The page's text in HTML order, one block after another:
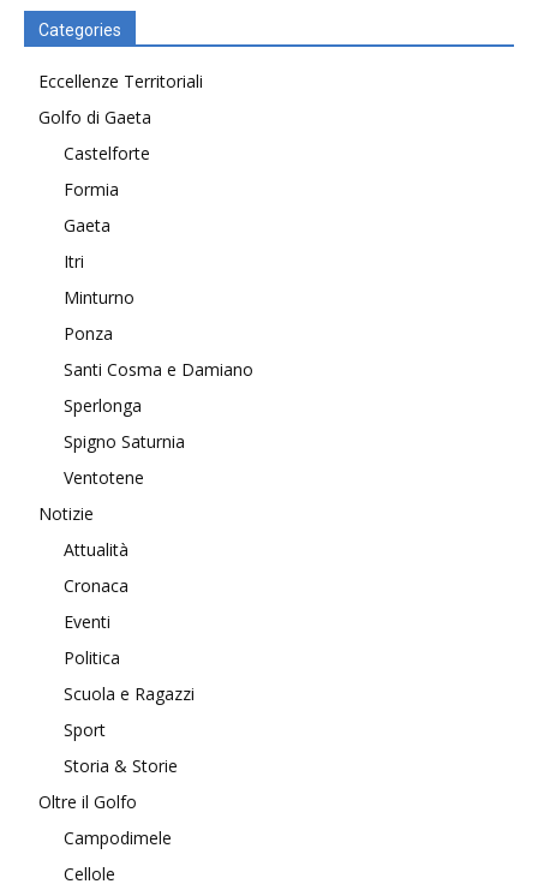
Categories
Eccellenze Territoriali
Golfo di Gaeta
Castelforte
Formia
Gaeta
Itri
Minturno
Ponza
Santi Cosma e Damiano
Sperlonga
Spigno Saturnia
Ventotene
Notizie
Attualità
Cronaca
Eventi
Politica
Scuola e Ragazzi
Sport
Storia & Storie
Oltre il Golfo
Campodimele
Cellole